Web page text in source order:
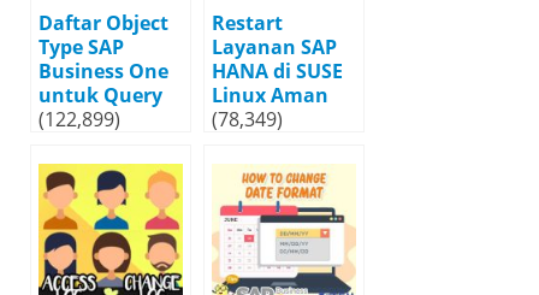
Daftar Object
Type SAP
Business One
untuk Query
(122,899)
Restart
Layanan SAP
HANA di SUSE
Linux Aman
(78,349)